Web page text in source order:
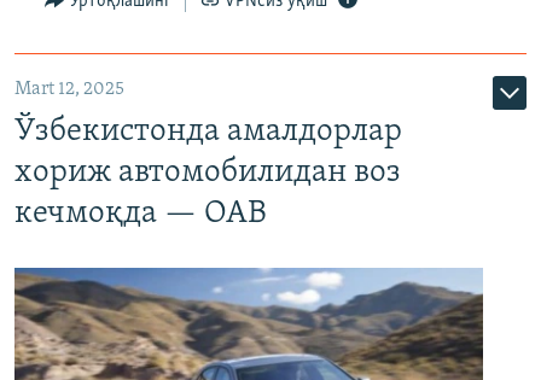
Mart 12, 2025
Ўзбекистонда амалдорлар
хориж автомобилидан воз
кечмоқда — ОАВ